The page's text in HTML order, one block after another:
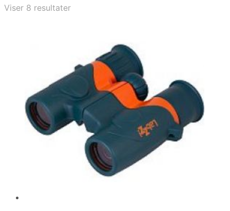
Viser 8 resultaterSorteret